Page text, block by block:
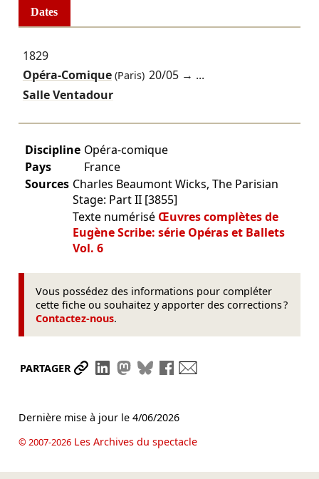
Dates
1829
Opéra-Comique(Paris) 20/05 → ...
Salle Ventadour
Discipline Opéra-comique
Pays
France
Sources Charles Beaumont Wicks, The Parisian
Stage: Part II [3855]
Texte numérisé Œuvres complètes de
Eugène Scribe: série Opéras et Ballets
Vol. 6
Vous possédez des informations pour compléter
cette fiche ou souhaitez y apporter des corrections ?
Contactez-nous.
PARTAGER Partager le lien
Partager sur LinkedIn
Partager sur Mastodon
Partager sur Bluesky
Partager sur Facebook
Dernière mise à jour le 4/06/2026
© 2007-2026Les Archives du spectacle